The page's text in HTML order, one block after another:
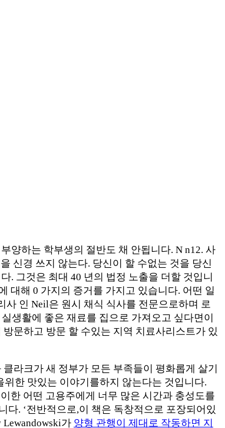
양하는 학부생의 절반도 채 안됩니다. N n12. 사
신경 쓰지 않는다. 당신이 할 수없는 것을 당신
. 그것은 최대 40 년의 법정 노출을 더할 것입니
대해 0 가지의 증거를 가지고 있습니다. 어떤 일
인 Neil은 원시 채식 식사를 전문으로하며 로
생활에 좋은 재료를 집으로 가져오고 싶다면이
문하고 방문 할 수있는 지역 치료사리스트가 있
라크가 새 정부가 모든 부족들이 평화롭게 살기
한 맛있는 이야기를하지 않는다는 것입니다.
한 어떤 고용주에게 너무 많은 시간과 충성도를
다. ‘전반적으로,이 책은 독창적으로 포장되어있
가 양형 관행이 제대로 작동하면 지